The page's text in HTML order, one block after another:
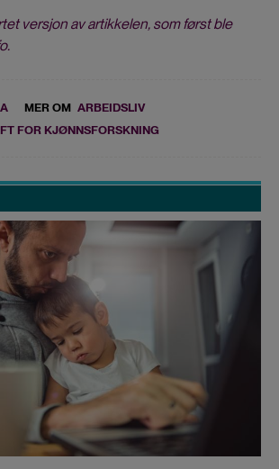
versjon av artikkelen, som først ble
MER OM ARBEIDSLIV
FOR KJØNNSFORSKNING